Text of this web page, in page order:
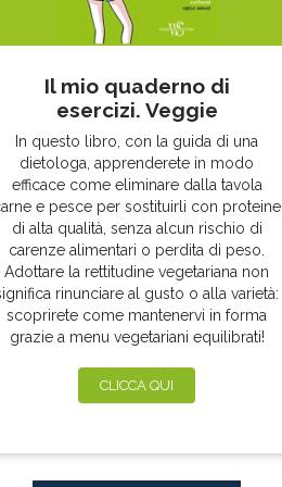
Il mio quaderno di
esercizi. Veggie
In questo libro, con la guida di una
dietologa, apprenderete in modo
efficace come eliminare dalla tavola
e pesce per sostituirli con proteine
di alta qualità, senza alcun rischio di
carenze alimentari o perdita di peso.
Adottare la rettitudine vegetariana non
rinunciare al gusto o alla varietà:
scoprirete come mantenervi in forma
grazie a menu vegetariani equilibrati!
CLICCA QUI